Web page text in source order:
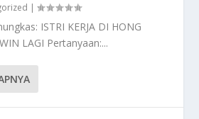
|
ISTRI KERJA DI HONG
LAGI Pertanyaan:...